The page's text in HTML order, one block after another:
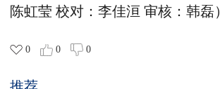
陈虹莹 校对：李佳洹 审核：韩磊
0 0 0